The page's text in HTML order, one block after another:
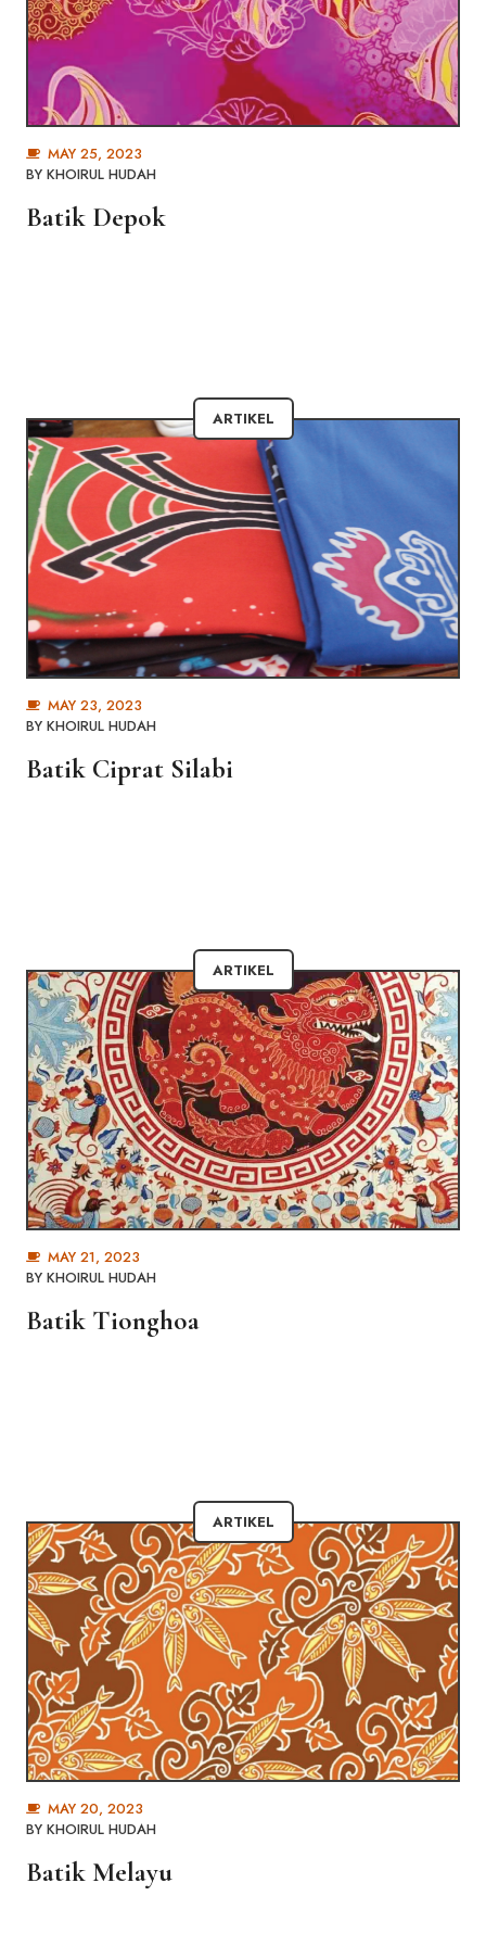
MAY 25, 2023
BY KHOIRUL HUDAH
Batik Depok
ARTIKEL
MAY 23, 2023
BY KHOIRUL HUDAH
Batik Ciprat Silabi
ARTIKEL
MAY 21, 2023
BY KHOIRUL HUDAH
Batik Tionghoa
ARTIKEL
MAY 20, 2023
BY KHOIRUL HUDAH
Batik Melayu